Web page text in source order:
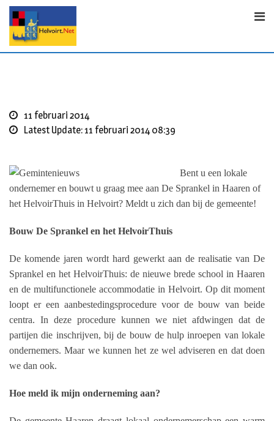
Skip
content
11 februari 2014
Latest Update: 11 februari 2014 08:39
Bent u een lokale
ondernemer en bouwt u graag mee aan De Sprankel in Haaren of
het HelvoirThuis in Helvoirt? Meldt u zich dan bij de gemeente!
Bouw De Sprankel en het HelvoirThuis
De komende jaren wordt hard gewerkt aan de realisatie van De
Sprankel en het HelvoirThuis: de nieuwe brede school in Haaren
en de multifunctionele accommodatie in Helvoirt. Op dit moment
loopt er een aanbestedingsprocedure voor de bouw van beide
centra. In deze procedure kunnen we niet afdwingen dat de
partijen die inschrijven, bij de bouw de hulp inroepen van lokale
ondernemers. Maar we kunnen het ze wel adviseren en dat doen
we dan ook.
Hoe meld ik mijn onderneming aan?